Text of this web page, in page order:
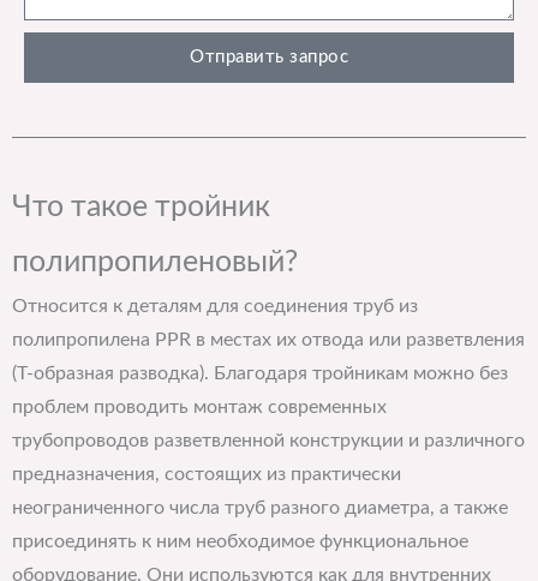
Отправить запрос
Что такое тройник
полипропиленовый?
Относится к деталям для соединения труб из
полипропилена PPR в местах их отвода или разветвления
(Т-образная разводка). Благодаря тройникам можно без
проблем проводить монтаж современных
трубопроводов разветвленной конструкции и различного
предназначения, состоящих из практически
неограниченного числа труб разного диаметра, а также
присоединять к ним необходимое функциональное
оборудование. Они используются как для внутренних